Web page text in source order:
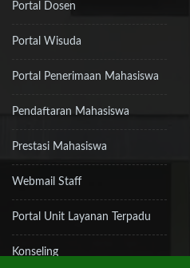
Portal Dosen
Portal Wisuda
Portal Penerimaan Mahasiswa
Pendaftaran Mahasiswa
Prestasi Mahasiswa
Webmail Staff
Portal Unit Layanan Terpadu
Konseling